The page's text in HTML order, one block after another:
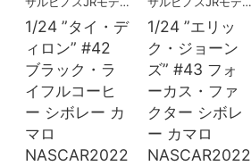
1/24 ”タイ・デ
ィロン” #42
ブラック・ラ
イフルコーヒ
ー シボレー カ
マロ
NASCAR2022
1/24 ”エリッ
ク・ジョーン
ズ” #43 フォ
ーカス・ファ
クター シボレ
ー カマロ
NASCAR2022